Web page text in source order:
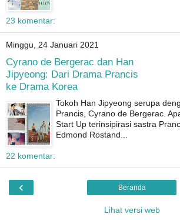
23 komentar:
Minggu, 24 Januari 2021
Cyrano de Bergerac dan Han
Jipyeong: Dari Drama Prancis
ke Drama Korea
Tokoh Han Jipyeong serupa
Prancis, Cyrano de Bergerac.
Start Up terinsipirasi sastra
Edmond Rostand...
22 komentar:
‹ Beranda
Lihat versi web